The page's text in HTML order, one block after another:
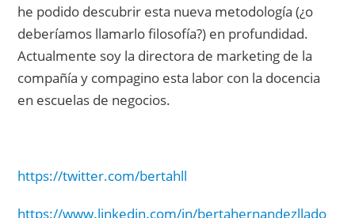
he podido descubrir esta nueva metodología (¿o
deberíamos llamarlo filosofía?) en profundidad.
Actualmente soy la directora de marketing de la
compañía y compagino esta labor con la docencia
en escuelas de negocios.
https://twitter.com/bertahll
https://www.linkedin.com/in/bertahernandezllado